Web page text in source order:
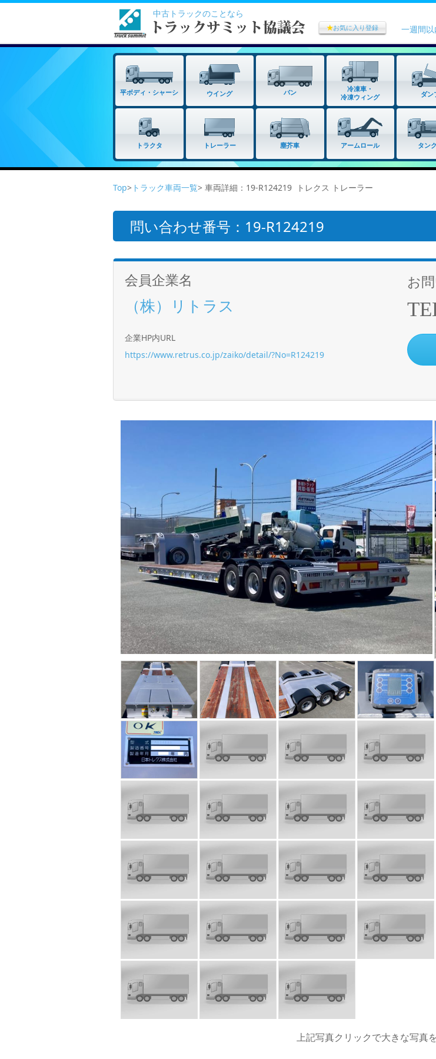
中古トラックのことなら
★お気に入り登録 一週間
平ボディ・シャーシ ウイング バン
冷凍車・
冷凍ウィング
ダン
トラクタ トレーラー 塵芥車 アームロール タン
Top> トラック車両一覧> 車両詳細：19-R124219 トレクス トレーラー
問い合わせ番号：19-R124219
会員企業名
（株）リトラス
企業HP内URL
https://www.retrus.co.jp/zaiko/detail/?No=R124219
お
上記写真クリックで大きな写真